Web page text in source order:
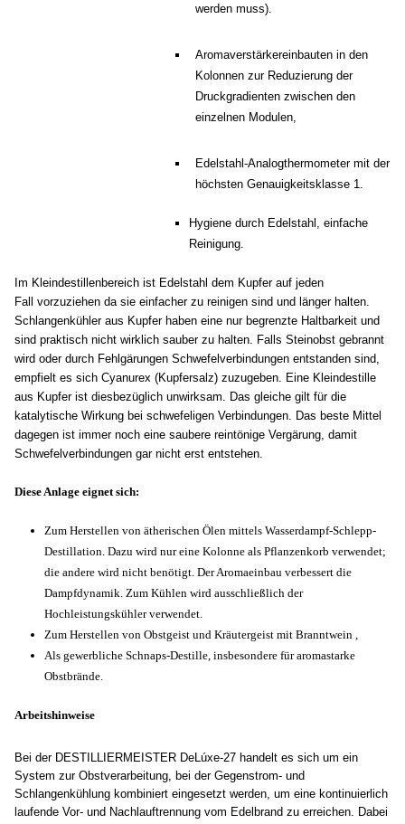
werden muss)
Aromaverstärkereinbauten in den
Kolonnen zur Reduzierung der
Druckgradienten zwischen den
einzelnen Modulen
Edelstahl-Analogthermometer mit der
höchsten Genauigkeitsklasse 1.
Hygiene durch Edelstahl, einfache
Reinigung.
Im Kleindestillenbereich ist Edelstahl dem Kupfer auf jeden
Fall vorzuziehen da sie einfacher zu reinigen sind und länger halten.
Schlangenkühler aus Kupfer haben eine nur begrenzte Haltbarkeit und
sind praktisch nicht wirklich sauber zu halten. Falls Steinobst gebrannt
wird oder durch Fehlgärungen Schwefelverbindungen entstanden sind,
empfielt es sich Cyanurex (Kupfersalz) zuzugeben. Eine Kleindestille
aus Kupfer ist diesbezüglich unwirksam. Das gleiche gilt für die
katalytische Wirkung bei schwefeligen Verbindungen. Das beste Mittel
dagegen ist immer noch eine saubere reintönige Vergärung, damit
Schwefelverbindungen gar nicht erst entstehen.
Diese Anlage eignet sich:
Zum Herstellen von ätherischen Ölen mittels Wasserdampf-Schlepp-
Destillation. Dazu wird nur eine Kolonne als Pflanzenkorb verwendet;
die andere wird nicht benötigt. Der Aromaeinbau verbessert die
Dampfdynamik. Zum Kühlen wird ausschließlich der
Hochleistungskühler verwendet.
Zum Herstellen von Obstgeist und Kräutergeist mit Branntwein ,
Als gewerbliche Schnaps-Destille, insbesondere für aromastarke
Obstbrände.
Arbeitshinweise
Bei der DESTILLIERMEISTER DeLúxe-27 handelt es sich um ein
System zur Obstverarbeitung, bei der Gegenstrom- und
Schlangenkühlung kombiniert eingesetzt werden, um eine kontinuierlich
laufende Vor- und Nachlauftrennung vom Edelbrand zu erreichen. Dabei